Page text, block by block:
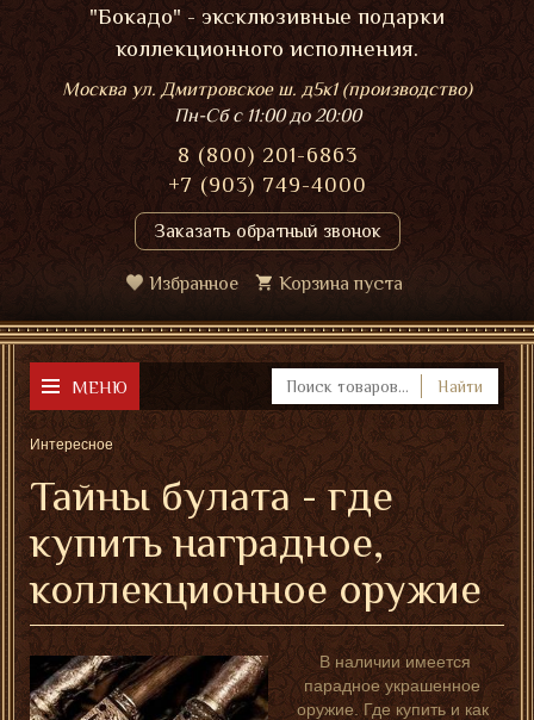
"Бокадо" - эксклюзивные подарки
коллекционного исполнения.
Москва ул. Дмитровское ш. д5к1 (производство)
Пн-Сбс 11:00 до 20:00
8 (800) 201-6863
+7 (903) 749-4000
Заказать обратный звонок
Избранное Корзина пуста
МЕНЮ Найти
Интересное
Тайны булата - где
купить наградное,
коллекционное оружие
В наличии имеется
парадное украшенное
оружие. Где купить и как